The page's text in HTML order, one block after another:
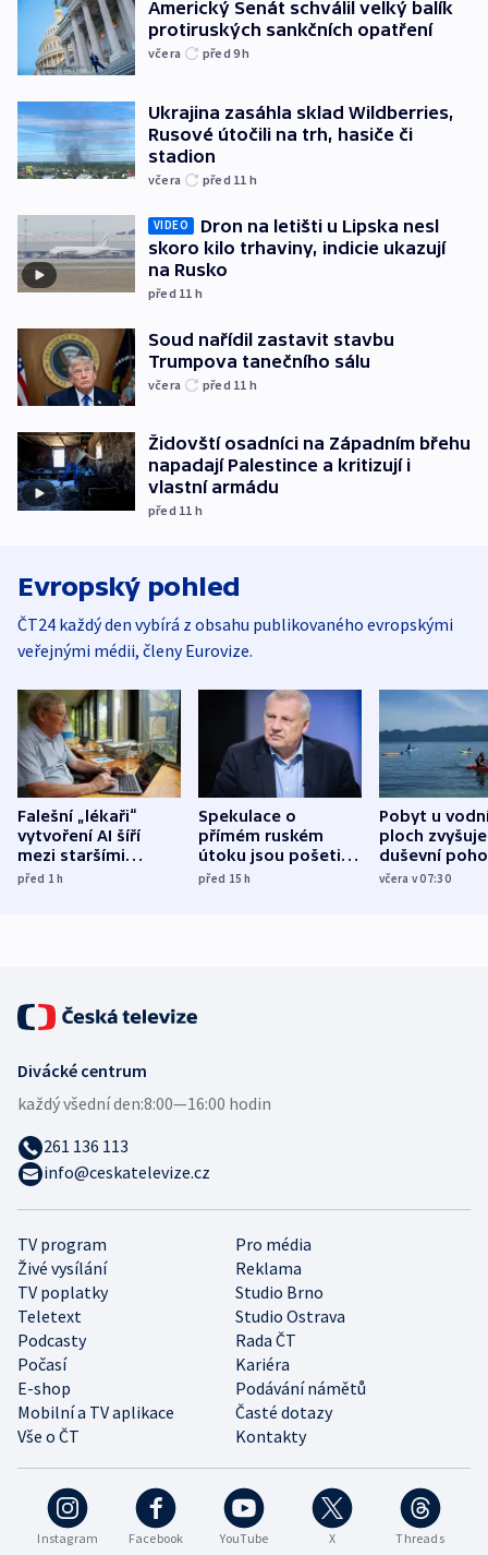
Americký Senát schválil velký balík
protiruských sankčních opatření
včera před 9h
Ukrajina zasáhla sklad Wildberries,
Rusové útočili na trh, hasiče či
stadion
včera před 11 h
VIDEO
Dron na letišti u Lipska nesl
skoro kilo trhaviny, indicie ukazují
na Rusko
před 11 h
Soud nařídil zastavit stavbu
Trumpova tanečního sálu
včera před 11 h
Židovští osadníci na Západním břehu
napadají Palestince a kritizují i
vlastní armádu
před 11 h
Evropský pohled
ČT24 každý den vybírá z obsahu publikovaného evropskými
veřejnými médii, členy Eurovize.
Falešní „lékaři“
vytvoření AI šíří
mezi staršími
Poláky nebezpečné
před 1h
Spekulace o
přímém ruském
útoku jsou pošetilé,
míní estonský
před 15h
Pobyt u
ploch zvyšuje
duševní
ukázala
včera v 07:30
Instagram Facebook YouTube X Threads
TV program
Pro média
Živé vysílání
Reklama
TV poplatky
Studio Brno
Teletext
Studio Ostrava
Podcasty
Rada ČT
Počasí
Kariéra
E-shop
Podávání námětů
Mobilní a TV aplikace
Časté dotazy
Vše o ČT
Kontakty
Divácké centrum
každý všední den:8:00—16:00 hodin
261 136 113
info@ceskatelevize.cz